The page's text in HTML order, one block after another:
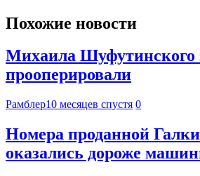
Похожие новости
Михаила Шуфутинского
прооперировали
Рамблер10 месяцев спустя 0
Номера проданной
оказались дороже